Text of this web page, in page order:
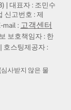
| 대표자 : 조민수
신고번호 : 제
mail : 고객센터
보호책임자 : 한
호스팅제공자 :
사받지 않은 물